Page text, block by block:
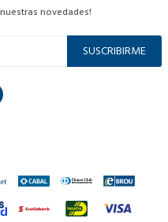
novedades!
SUSCRIBIRME